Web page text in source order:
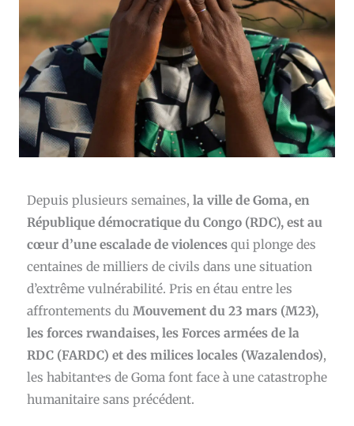
Depuis plusieurs semaines, la ville de Goma, en
République démocratique du Congo (RDC), est au
cœur d’une escalade de violencesqui plonge des
centaines de milliers de civils dans une situation
d’extrême vulnérabilité. Pris en étau entre les
affrontements du Mouvement du 23 mars (M23),
les forces rwandaises, les Forces armées de la
RDC (FARDC) et des milices locales (Wazalendos),
les habitant·e·s de Goma font face à une catastrophe
humanitaire sans précédent.